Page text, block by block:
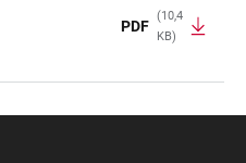
PDF
(10,4
KB)